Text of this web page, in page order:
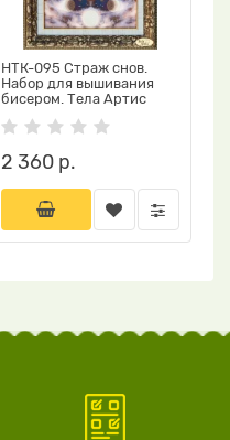
НТК-095 Страж снов.
Набор для вышивания
бисером. Тела Артис
2 360 р.